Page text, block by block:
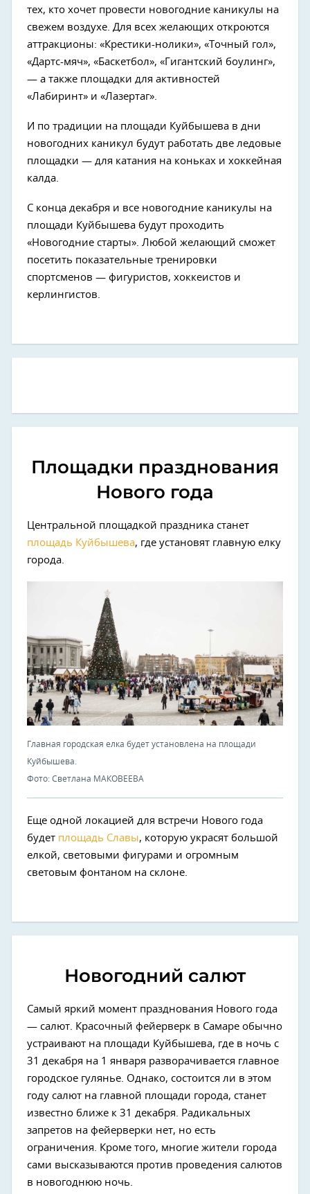
тех, кто хочет провести новогодние каникулы на
свежем воздухе. Для всех желающих откроются
аттракционы: «Крестики-нолики», «Точный гол»,
«Дартс-мяч», «Баскетбол», «Гигантский боулинг»,
— а также площадки для активностей
«Лабиринт» и «Лазертаг».
И по традиции на площади Куйбышева в дни
новогодних каникул будут работать две ледовые
площадки — для катания на коньках и хоккейная
калда.
С конца декабря и все новогодние каникулы на
площади Куйбышева будут проходить
«Новогодние старты». Любой желающий сможет
посетить показательные тренировки
спортсменов — фигуристов, хоккеистов и
керлингистов.
Площадки празднования
Нового года
Центральной площадкой праздника станет
площадь Куйбышева, где установят главную елку
города.
Главная городская елка будет установлена на площади
Куйбышева.
Фото: Светлана МАКОВЕЕВА
Еще одной локацией для встречи Нового года
будет площадь Славы, которую украсят большой
елкой, световыми фигурами и огромным
световым фонтаном на склоне.
Новогодний салют
Самый яркий момент празднования Нового года
— салют. Красочный фейерверк в Самаре обычно
устраивают на площади Куйбышева, где в ночь с
31 декабря на 1 января разворачивается главное
городское гулянье. Однако, состоится ли в этом
году салют на главной площади города, станет
известно ближе к 31 декабря. Радикальных
запретов на фейерверки нет, но есть
ограничения. Кроме того, многие жители города
сами высказываются против проведения салютов
в новогоднюю ночь.